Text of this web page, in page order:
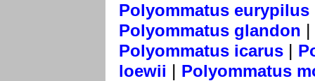
Polyommatus eurypilus
Polyommatus glandon |
Polyommatus icarus |
loewii | Polyommatus